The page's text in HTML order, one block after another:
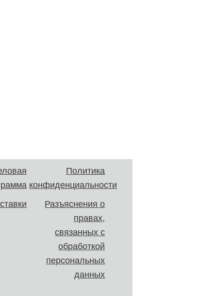
Политика
конфиденциальности
Разъяснения о
правах,
связанных с
обработкой
персональных
данных